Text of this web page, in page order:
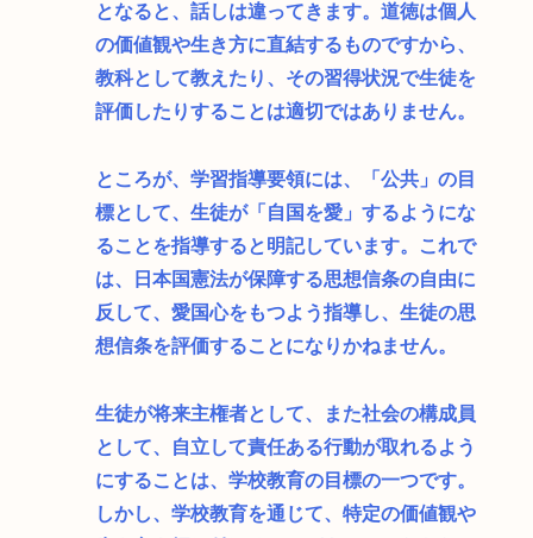
となると、話しは違ってきます。道徳は個人
の価値観や生き方に直結するものですから、
教科として教えたり、その習得状況で生徒を
評価したりすることは適切ではありません。
ところが、学習指導要領には、「公共」の目
標として、生徒が「自国を愛」するようにな
ることを指導すると明記しています。これで
は、日本国憲法が保障する思想信条の自由に
反して、愛国心をもつよう指導し、生徒の思
想信条を評価することになりかねません。
生徒が将来主権者として、また社会の構成員
として、自立して責任ある行動が取れるよう
にすることは、学校教育の目標の一つです。
しかし、学校教育を通じて、特定の価値観や